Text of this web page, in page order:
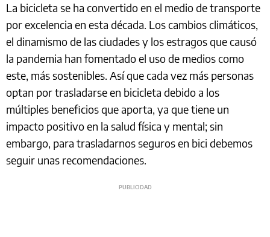
La bicicleta se ha convertido en el medio de transporte
por excelencia en esta década. Los cambios climáticos,
el dinamismo de las ciudades y los estragos que causó
la pandemia han fomentado el uso de medios como
este, más sostenibles. Así que cada vez más personas
optan por trasladarse en bicicleta debido a los
múltiples beneficios que aporta, ya que tiene un
impacto positivo en la salud física y mental; sin
embargo, para trasladarnos seguros en bici debemos
seguir unas recomendaciones.